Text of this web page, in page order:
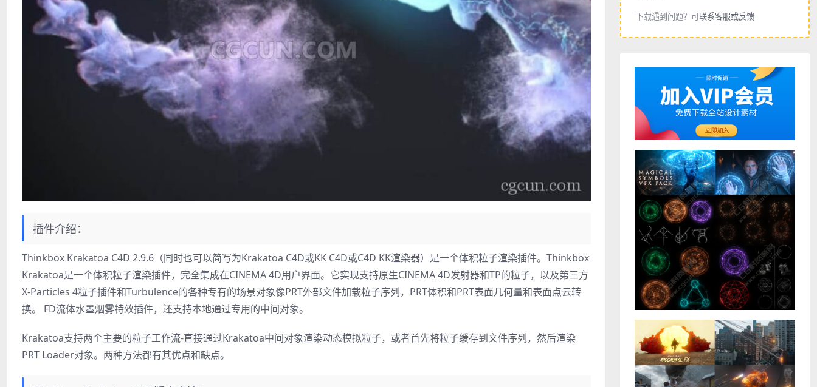
插件介绍：
Thinkbox Krakatoa C4D 2.9.6（同时也可以简写为Krakatoa C4D或KK C4D或C4D KK渲染器）是一个体积粒子渲染插件。Thinkbox
Krakatoa是一个体积粒子渲染插件，完全集成在CINEMA 4D用户界面。它实现支持原生CINEMA 4D发射器和TP的粒子，以及第三方
X-Particles 4粒子插件和Turbulence的各种专有的场景对象像PRT外部文件加载粒子序列，PRT体积和PRT表面几何量和表面点云转
换。 FD流体水墨烟雾特效插件，还支持本地通过专用的中间对象。
Krakatoa支持两个主要的粒子工作流-直接通过Krakatoa中间对象渲染动态模拟粒子，或者首先将粒子缓存到文件序列，然后渲染
PRT Loader对象。两种方法都有其优点和缺点。
下载遇到问题？可联系客服或反馈